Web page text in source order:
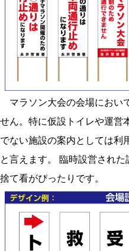
マラソン大会の会場におい
せん。特に仮設トイレや運営
でない施設の案内としては利
と言えます。 臨時設営され
捨て看がぴったりです。